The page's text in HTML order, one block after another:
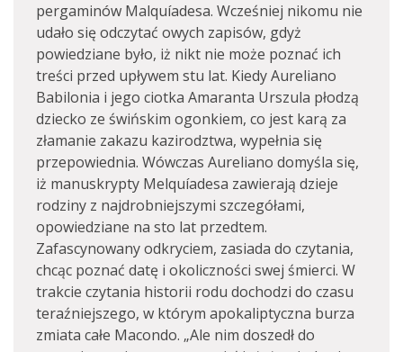
pergaminów Malquíadesa. Wcześniej nikomu nie
udało się odczytać owych zapisów, gdyż
powiedziane było, iż nikt nie może poznać ich
treści przed upływem stu lat. Kiedy Aureliano
Babilonia i jego ciotka Amaranta Urszula płodzą
dziecko ze świńskim ogonkiem, co jest karą za
złamanie zakazu kazirodztwa, wypełnia się
przepowiednia. Wówczas Aureliano domyśla się,
iż manuskrypty Melquíadesa zawierają dzieje
rodziny z najdrobniejszymi szczegółami,
opowiedziane na sto lat przedtem.
Zafascynowany odkryciem, zasiada do czytania,
chcąc poznać datę i okoliczności swej śmierci. W
trakcie czytania historii rodu dochodzi do czasu
teraźniejszego, w którym apokaliptyczna burza
zmiata całe Macondo. „Ale nim doszedł do